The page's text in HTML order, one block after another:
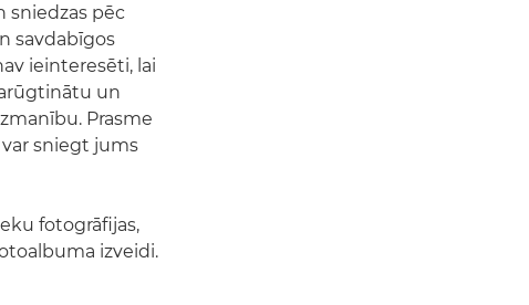
sniedzas pēc
savdabīgos
ieinteresēti, lai
un
Prasme
sniegt jums
fotogrāfijas,
izveidi.